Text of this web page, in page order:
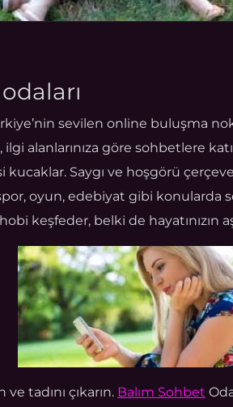
sevilen online buluşma
alanlarınıza göre sohbetlere
Saygı ve hoşgörü
oyun, edebiyat gibi konularda
keşfeder, belki de hayatınızın
tadını çıkarın. Balım Sohbet